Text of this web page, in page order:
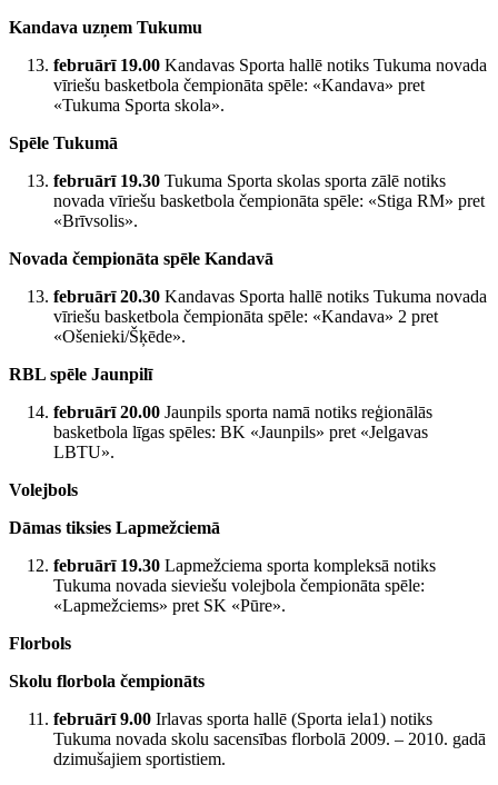
Kandava uzņem Tukumu
februārī 19.00 Kandavas Sporta hallē notiks Tukuma novada
vīriešu basketbola čempionāta spēle: «Kandava» pret
«Tukuma Sporta skola».
Spēle Tukumā
februārī 19.30 Tukuma Sporta skolas sporta zālē notiks
novada vīriešu basketbola čempionāta spēle: «Stiga RM» pret
«Brīvsolis».
Novada čempionāta spēle Kandavā
februārī 20.30 Kandavas Sporta hallē notiks Tukuma novada
vīriešu basketbola čempionāta spēle: «Kandava» 2 pret
«Ošenieki/Šķēde».
RBL spēle Jaunpilī
februārī 20.00 Jaunpils sporta namā notiks reģionālās
basketbola līgas spēles: BK «Jaunpils» pret «Jelgavas
LBTU».
Volejbols
Dāmas tiksies Lapmežciemā
februārī 19.30 Lapmežciema sporta kompleksā notiks
Tukuma novada sieviešu volejbola čempionāta spēle:
«Lapmežciems» pret SK «Pūre».
Florbols
Skolu florbola čempionāts
februārī 9.00 Irlavas sporta hallē (Sporta iela1) notiks
Tukuma novada skolu sacensības florbolā 2009. – 2010. gadā
dzimušajiem sportistiem.